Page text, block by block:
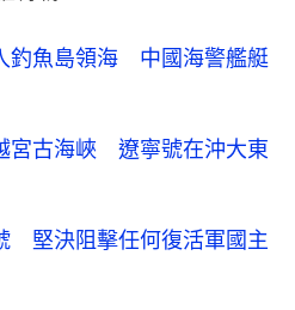
釣魚島領海 中國海警艦艇
宮古海峽 遼寧號在沖大東
堅決阻擊任何復活軍國主